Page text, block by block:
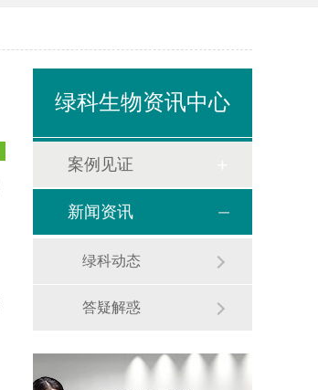
绿科生物资讯中心
案例见证
新闻资讯
绿科动态
答疑解惑